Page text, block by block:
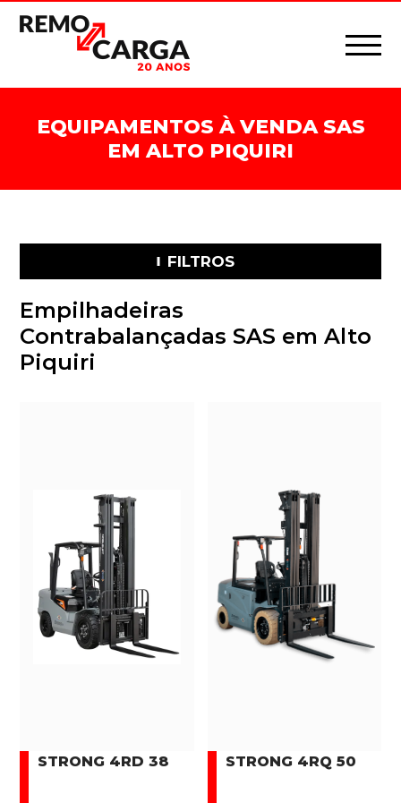
EQUIPAMENTOS À VENDA SAS
EM ALTO PIQUIRI
FILTROS
Empilhadeiras
Contrabalançadas SAS em Alto
Piquiri
STRONG 4RD 38 STRONG 4RQ 50